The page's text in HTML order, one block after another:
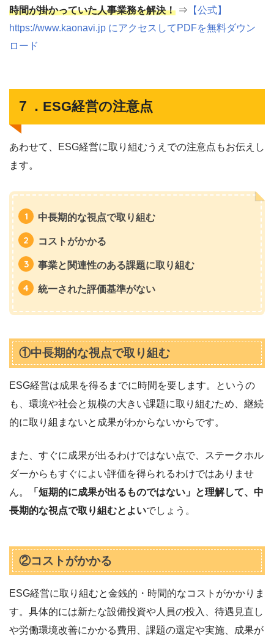
時間が掛かっていた人事業務を解決！ ⇒ 【公式】
https://www.kaonavi.jp にアクセスしてPDFを無料ダウン
ロード
７．ESG経営の注意点
あわせて、ESG経営に取り組むうえでの注意点もお伝えし
ます。
中長期的な視点で取り組む
コストがかかる
事業と関連性のある課題に取り組む
統一された評価基準がない
①中長期的な視点で取り組む
ESG経営は成果を得るまでに時間を要します。というの
も、環境や社会と規模の大きい課題に取り組むため、継続
的に取り組まないと成果がわからないからです。
また、すぐに成果が出るわけではない点で、ステークホル
ダーからもすぐによい評価を得られるわけではありませ
ん。
「短期的に成果が出るものではない」と理解して、中
長期的な視点で取り組むとよいでしょう。
②コストがかかる
ESG経営に取り組むと金銭的・時間的なコストがかかりま
す。具体的には新たな設備投資や人員の投入、待遇見直し
や労働環境改善にかかる費用、課題の選定や実施、成果が